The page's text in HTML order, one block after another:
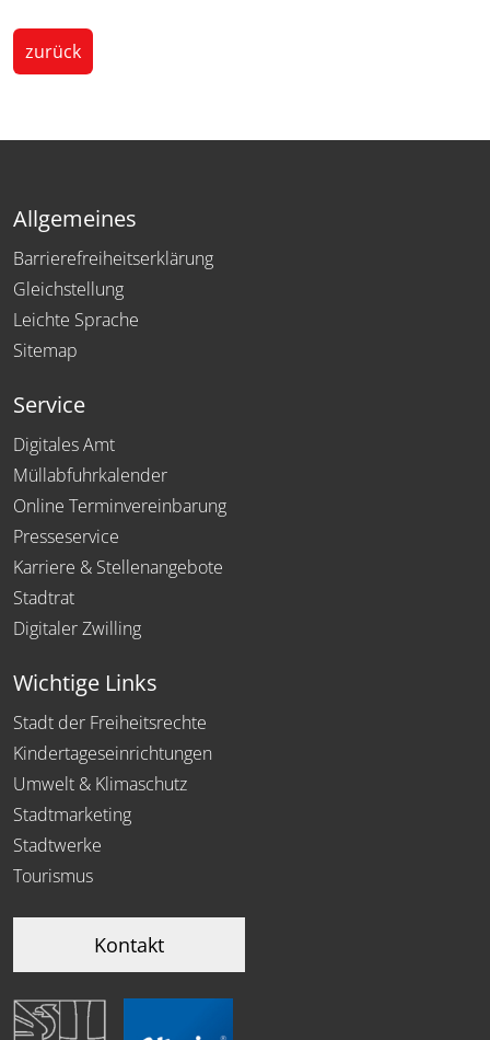
zurück
Allgemeines
Barrierefreiheitserklärung
Gleichstellung
Leichte Sprache
Sitemap
Service
Digitales Amt
Müllabfuhrkalender
Online Terminvereinbarung
Presseservice
Karriere & Stellenangebote
Stadtrat
Digitaler Zwilling
Wichtige Links
Stadt der Freiheitsrechte
Kindertageseinrichtungen
Umwelt & Klimaschutz
Stadtmarketing
Stadtwerke
Tourismus
Kontakt